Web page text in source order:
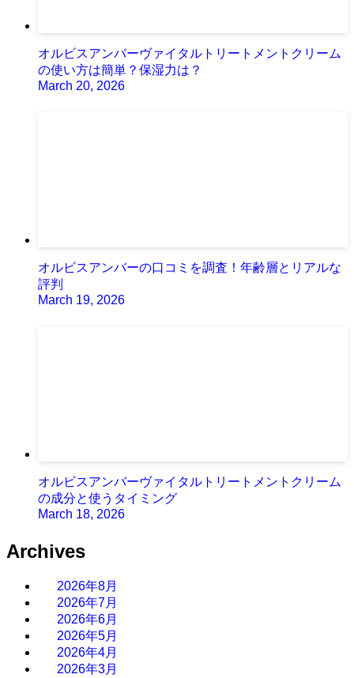
オルビスアンバーヴァイタルトリートメントクリーム
の使い方は簡単？保湿力は？
March 20, 2026
オルビスアンバーの口コミを調査！年齢層とリアルな
評判
March 19, 2026
オルビスアンバーヴァイタルトリートメントクリーム
の成分と使うタイミング
March 18, 2026
Archives
2026年8月
2026年7月
2026年6月
2026年5月
2026年4月
2026年3月